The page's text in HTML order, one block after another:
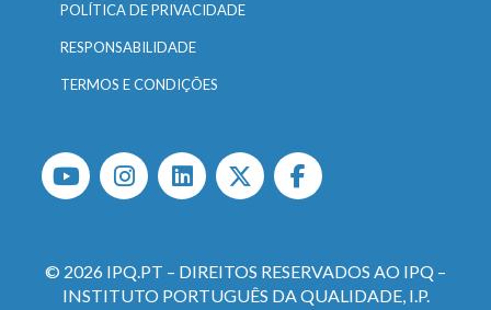
POLÍTICA DE PRIVACIDADE
RESPONSABILIDADE
TERMOS E CONDIÇÕES
© 2026 IPQ.PT – DIREITOS RESERVADOS AO IPQ –
INSTITUTO PORTUGUÊS DA QUALIDADE, I.P.